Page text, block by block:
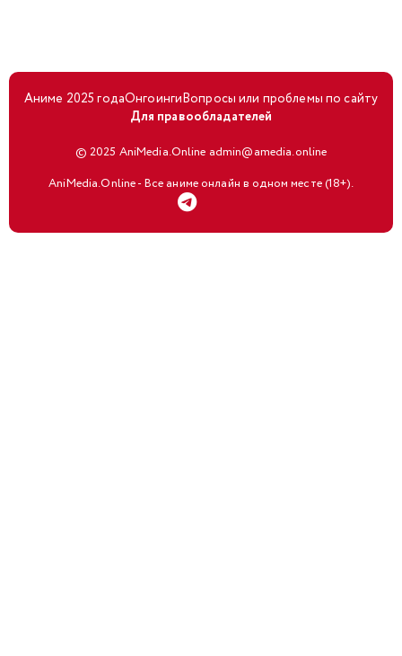
Аниме 2025 годаОнгоингиВопросы или проблемы по сайту
Для правообладателей
© 2025 AniMedia.Online admin@amedia.online
AniMedia.Online - Все аниме онлайн в одном месте (18+).